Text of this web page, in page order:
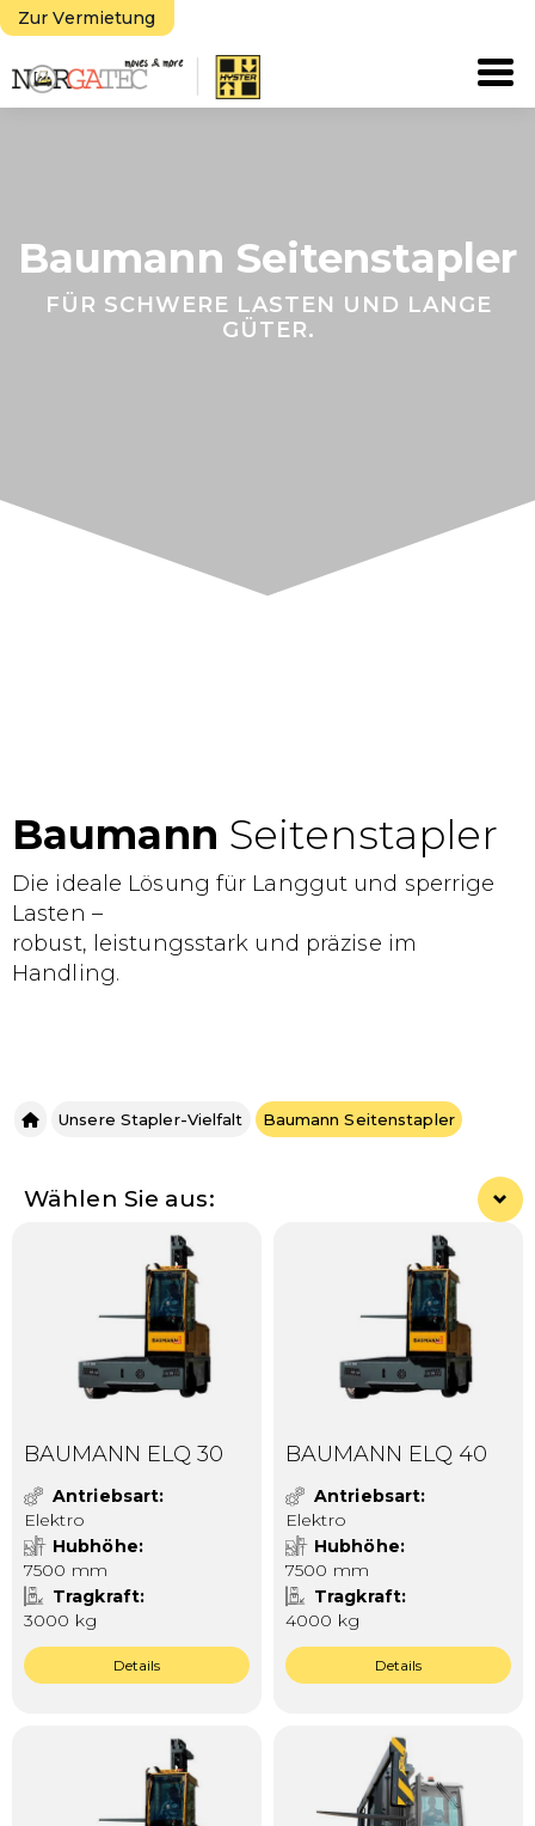
Zur Vermietung
Baumann Seitenstapler
FÜR SCHWERE LASTEN UND LANGE
GÜTER.
Baumann Seitenstapler
Die ideale Lösung für Langgut und sperrige
Lasten –
robust, leistungsstark und präzise im
Handling.
Unsere Stapler-Vielfalt Baumann Seitenstapler
Wählen Sie aus:
BAUMANN ELQ 30
Antriebsart
Elektro
Hubhöhe
7500 mm
Tragkraft
3000 kg
Details
BAUMANN ELQ 40
Antriebsart
Elektro
Hubhöhe
7500 mm
Tragkraft
4000 kg
Details